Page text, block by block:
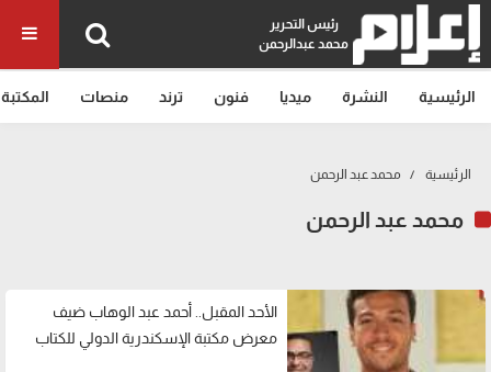
رئيس التحرير
محمد عبدالرحمن
الرئيسية النشرة ميديا فنون ترند منصات المكتبة
الرئيسية محمد عبد الرحمن
محمد عبد الرحمن
الأحد المقبل.. أحمد عبد الوهاب ضيف
معرض مكتبة الإسكندرية الدولي للكتاب